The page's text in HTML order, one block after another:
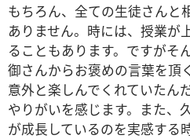
もちろん、全ての生徒さんと
ありません。時には、授業が
ることもあります。ですがそ
御さんからお褒めの言葉を頂
意外と楽しんでくれていたん
やりがいを感じます。また、
が成長しているのを実感する